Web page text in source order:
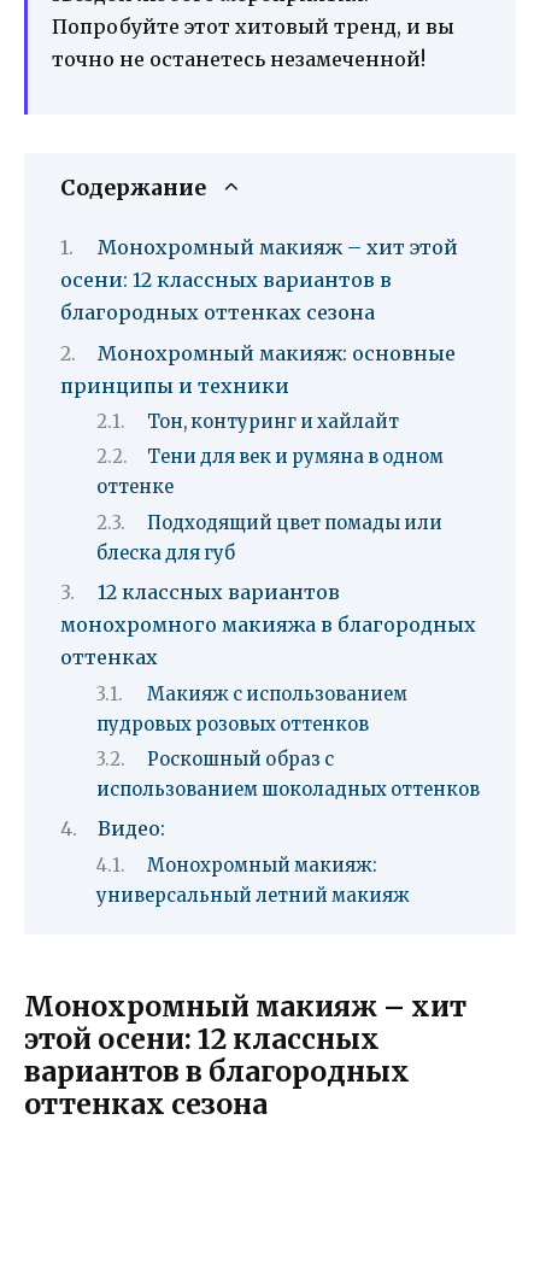
Попробуйте этот хитовый тренд, и вы
точно не останетесь незамеченной!
Содержание
Монохромный макияж – хит этой
осени: 12 классных вариантов в
благородных оттенках сезона
Монохромный макияж: основные
принципы и техники
Тон, контуринг и хайлайт
Тени для век и румяна в одном
оттенке
Подходящий цвет помады или
блеска для губ
12 классных вариантов
монохромного макияжа в благородных
оттенках
Макияж с использованием
пудровых розовых оттенков
Роскошный образ с
использованием шоколадных оттенков
Видео:
Монохромный макияж:
универсальный летний макияж
Монохромный макияж – хит
этой осени: 12 классных
вариантов в благородных
оттенках сезона